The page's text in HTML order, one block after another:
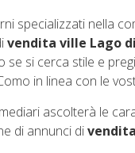
specializzati nella
vendita ville Lago
si cerca stile e
in linea con le
ascolterà le
di annunci di